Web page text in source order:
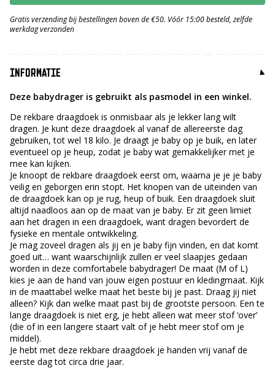
Gratis verzending bij bestellingen boven de €50. Vóór 15:00 besteld, zelfde
werkdag verzonden
INFORMATIE
Deze babydrager is gebruikt als pasmodel in een winkel.
De rekbare draagdoek is onmisbaar als je lekker lang wilt
dragen. Je kunt deze draagdoek al vanaf de allereerste dag
gebruiken, tot wel 18 kilo. Je draagt je baby op je buik, en later
eventueel op je heup, zodat je baby wat gemakkelijker met je
mee kan kijken.
Je knoopt de rekbare draagdoek eerst om, waarna je je je baby
veilig en geborgen erin stopt. Het knopen van de uiteinden van
de draagdoek kan op je rug, heup of buik. Een draagdoek sluit
altijd naadloos aan op de maat van je baby. Er zit geen limiet
aan het dragen in een draagdoek, want dragen bevordert de
fysieke en mentale ontwikkeling.
Je mag zoveel dragen als jij en je baby fijn vinden, en dat komt
goed uit… want waarschijnlijk zullen er veel slaapjes gedaan
worden in deze comfortabele babydrager! De maat (M of L)
kies je aan de hand van jouw eigen postuur en kledingmaat. Kijk
in de maattabel welke maat het beste bij je past. Draag jij niet
alleen? Kijk dan welke maat past bij de grootste persoon. Een te
lange draagdoek is niet erg, je hebt alleen wat meer stof ‘over’
(die of in een langere staart valt of je hebt meer stof om je
middel).
Je hebt met deze rekbare draagdoek je handen vrij vanaf de
eerste dag tot circa drie jaar.